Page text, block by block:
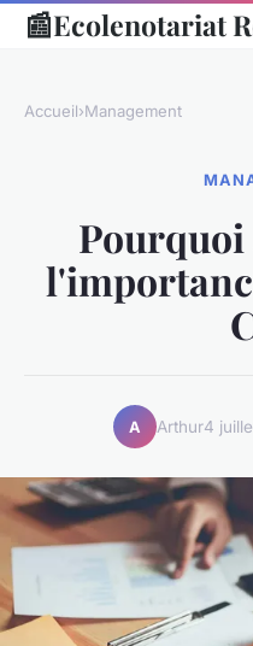
📰Ecolenotariat
Accueil›Management
Pourquoi
A Arthur4